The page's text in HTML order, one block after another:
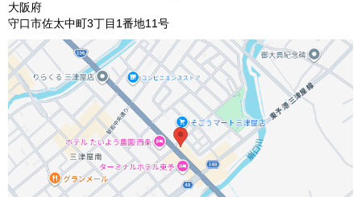
大阪府
守口市佐太中町3丁目1番地11号